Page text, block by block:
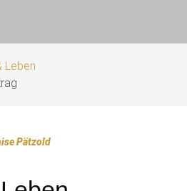
Leben
Pätzold